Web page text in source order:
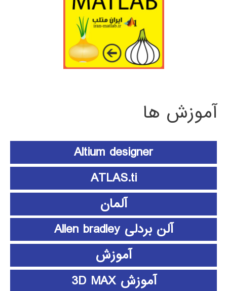
آموزش ها
Altium designer
ATLAS.ti
آلمان
آلن بردلی Allen bradley
آموزش
آموزش 3D MAX